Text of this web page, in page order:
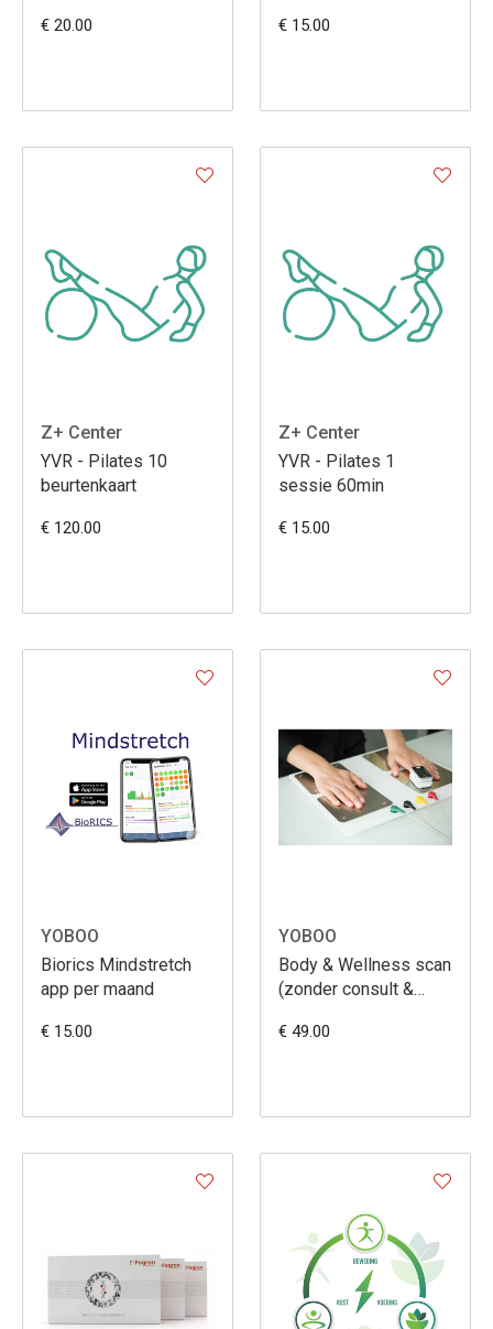
€ 20.00 € 15.00
Z+ Center
YVR - Pilates 10
beurtenkaart
€ 120.00
Z+ Center
YVR - Pilates 1
sessie 60min
€ 15.00
YOBOO
Biorics Mindstretch
app per maand
€ 15.00
YOBOO
Body & Wellness scan
(zonder consult &
€ 49.00